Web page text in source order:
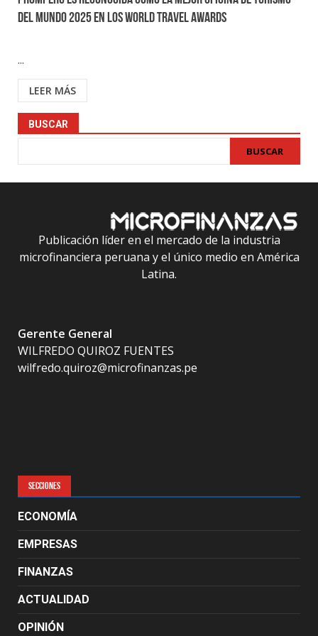
del Mundo 2025 en los World Travel Awards
...
LEER MÁS
BUSCAR
BUSCAR
Publicación líder en el mercado de la industria
microfinanciera peruana y el único medio en América
Latina.
Gerente General
WILFREDO QUIROZ FUENTES
wilfredo.quiroz@microfinanzas.pe
SECCIONES
ECONOMÍA
EMPRESAS
FINANZAS
ACTUALIDAD
OPINIÓN